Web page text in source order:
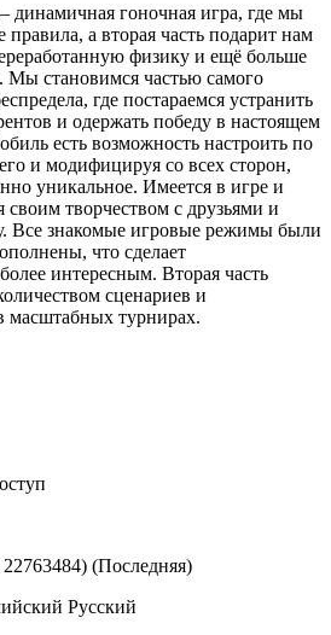
динамичная гоночная игра, где мы
а вторая часть подарит нам
физику и ещё больше
становимся частью самого
где постараемся устранить
и одержать победу в настоящем
есть возможность настроить по
и модифицируя со всех сторон,
уникальное. Имеется в игре и
своим творчеством с друзьями и
Все знакомые игровые режимы были
что сделает
интересным. Вторая часть
сценариев и
масштабных турнирах.
(Последняя)
Русский